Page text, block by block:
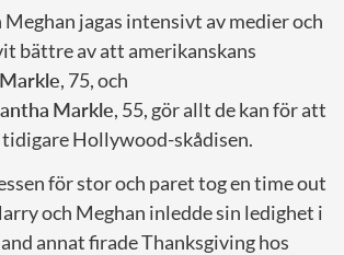
Meghan jagas intensivt av medier och
bättre av att amerikanskans
Markle, 75, och
Markle, 55, gör allt de kan för att
tidigare Hollywood-skådisen.
för stor och paret tog en time out
och Meghan inledde sin ledighet i
annat firade Thanksgiving hos